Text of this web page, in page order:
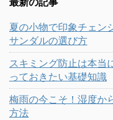
夏の小物で印象チェン
サンダルの選び方
スキミング防止は本当
っておきたい基礎知識
梅雨の今こそ！湿度か
方法